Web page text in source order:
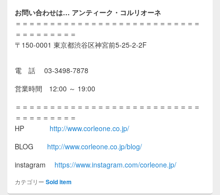
お問い合わせは… アンティーク・コルリオーネ
＝＝＝＝＝＝＝＝＝＝＝＝＝＝＝＝＝＝＝＝＝＝＝＝＝＝＝
＝＝＝＝＝＝＝＝＝
〒150-0001 東京都渋谷区神宮前5-25-2-2F
電 話 03-3498-7878
営業時間 12:00 ～ 19:00
＝＝＝＝＝＝＝＝＝＝＝＝＝＝＝＝＝＝＝＝＝＝＝＝＝＝＝
＝＝＝＝＝＝＝＝＝
HP
http://www.corleone.co.jp/
BLOG http://www.corleone.co.jp/blog/
instagram https://www.instagram.com/corleone.jp/
カテゴリー Sold item